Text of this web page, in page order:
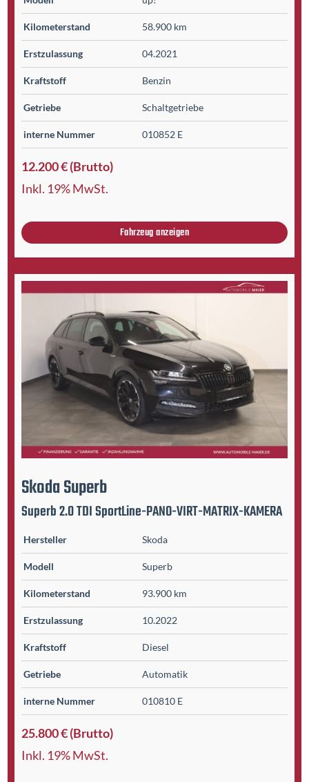
Kilometer­stand 58.900 km
Erst­zulassung 04.2021
Kraftstoff Benzin
Getriebe Schaltgetriebe
interne Nummer 010852 E
12.200 € (Brutto)
Inkl. 19% MwSt.
Fahrzeug anzeigen
SkodaSuperb
Superb 2.0 TDI SportLine-PANO-VIRT-MATRIX-KAMERA
Hersteller Skoda
Modell Superb
Kilometer­stand 93.900 km
Erst­zulassung 10.2022
Kraftstoff Diesel
Getriebe Automatik
interne Nummer 010810 E
25.800 € (Brutto)
Inkl. 19% MwSt.